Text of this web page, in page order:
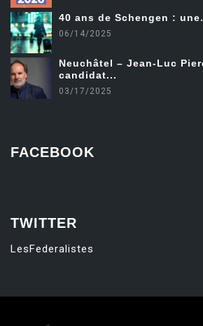
40 ans de Schengen :
06/14/2025
Neuchâtel – Jean-Luc
candidat...
03/17/2025
FACEBOOK
TWITTER
LesFederalistes